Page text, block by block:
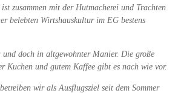
zusammen mit der Hutmacherei und Trachten
belebten Wirtshauskultur im EG bestens
und doch in altgewohnter Manier. Die große
Kuchen und gutem Kaffee gibt es nach wie vor.
betreiben wir als Ausflugsziel seit dem Sommer